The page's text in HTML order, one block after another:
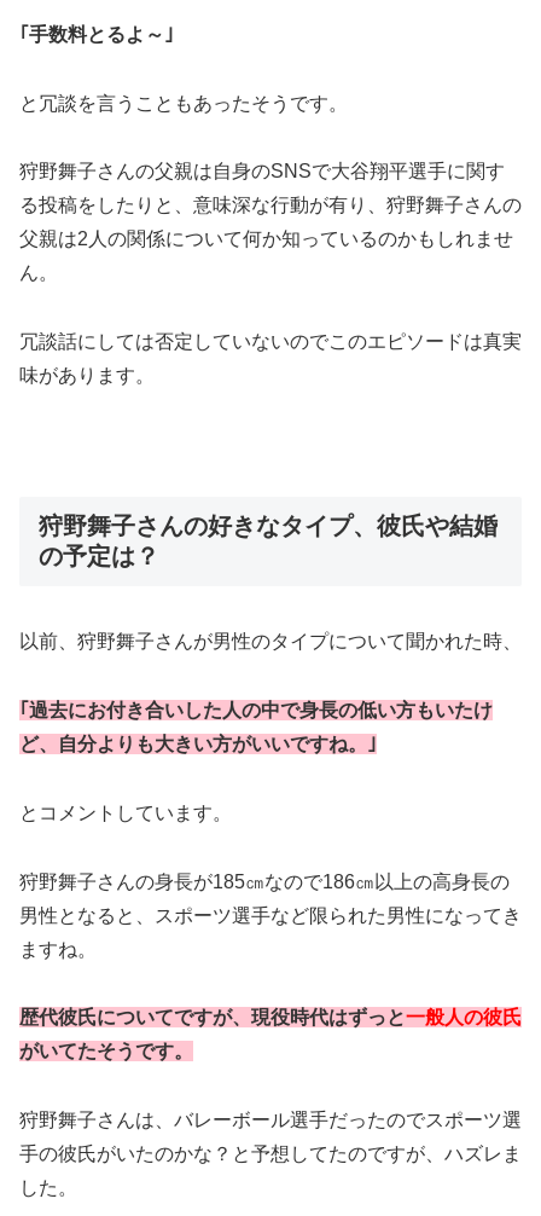
｢手数料とるよ～｣
と冗談を言うこともあったそうです。
狩野舞子さんの父親は自身のSNSで大谷翔平選手に関す
る投稿をしたりと、意味深な行動が有り、狩野舞子さんの
父親は2人の関係について何か知っているのかもしれませ
ん。
冗談話にしては否定していないのでこのエピソードは真実
味があります。
狩野舞子さんの好きなタイプ、彼氏や結婚
の予定は？
以前、狩野舞子さんが男性のタイプについて聞かれた時、
｢過去にお付き合いした人の中で身長の低い方もいたけ
ど、自分よりも大きい方がいいですね。｣
とコメントしています。
狩野舞子さんの身長が185㎝なので186㎝以上の高身長の
男性となると、スポーツ選手など限られた男性になってき
ますね。
歴代彼氏についてですが、現役時代はずっと一般人の彼氏
がいてたそうです。
狩野舞子さんは、バレーボール選手だったのでスポーツ選
手の彼氏がいたのかな？と予想してたのですが、ハズレま
した。